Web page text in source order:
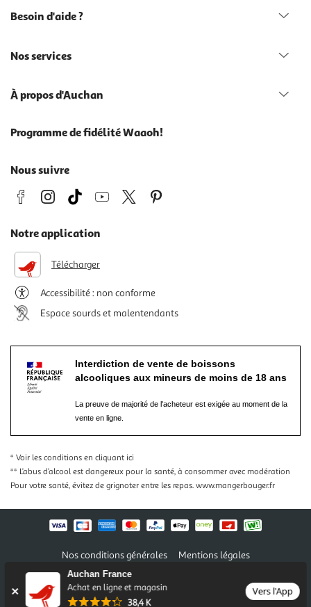
Auchan France
Achat en ligne et magasin
38,4 K
Vers l'App
Besoin d'aide ?
Nos services
À propos d'Auchan
Programme de fidélité Waaoh!
Nous suivre
Notre application
Télécharger
Accessibilité : non conforme
Espace sourds et malentendants
Interdiction de vente de boissons
alcooliques aux mineurs de moins de 18 ans
La preuve de majorité de l'acheteur est exigée au moment de la
vente en ligne.
* Voir les conditions en cliquant ici
** L’abus d’alcool est dangereux pour la santé, à consommer avec modération
Pour votre santé, évitez de grignoter entre les repas. www.mangerbouger.fr
Nos conditions générales
Mentions légales
Conditions des offres et promotions
Politique de confidentialité
Informations légales marketplace